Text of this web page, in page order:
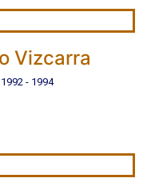
Vizcarra
- 1994